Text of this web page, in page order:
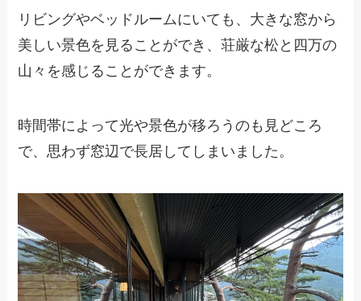
リビングやベッドルームにいても、大きな窓から
美しい景色を見ることができ、荘厳な松と四万の
山々を感じることができます。
時間帯によって光や景色が移ろうのも見どころ
で、思わず窓辺で長居してしまいました。